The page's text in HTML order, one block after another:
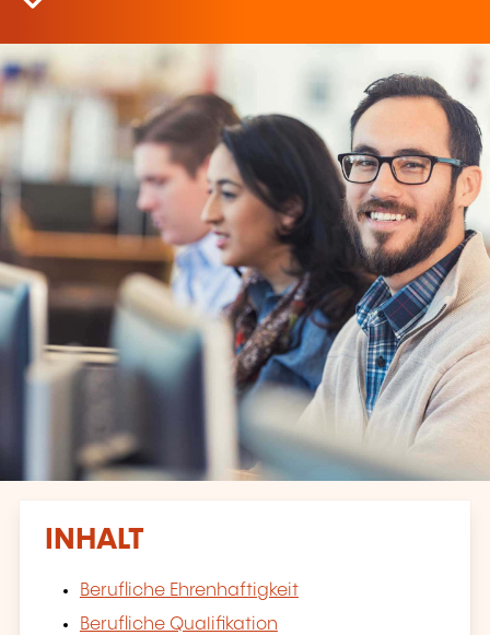
INHALT
Berufliche Ehrenhaftigkeit
Berufliche Qualifikation